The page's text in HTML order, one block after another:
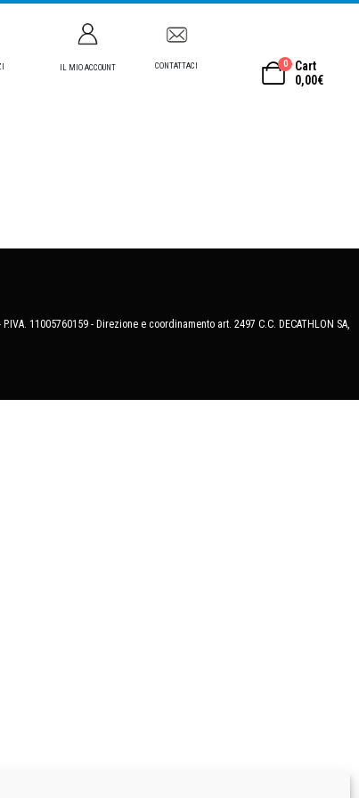
IL MIO ACCOUNT CONTATTACI 0
Cart
0,00€
11005760159 - Direzione e coordinamento art. 2497 C.C. DECATHLON SA,